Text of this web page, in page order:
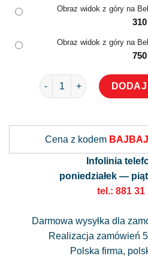
Obraz widok z góry na
310
Obraz widok z góry na
750
ilość Obraz widok z góry
Cena z kodem BAJBAJ
Infolinia
poniedziałek —
tel.: 881 31
Darmowa wysyłka dla
Realizacja zamówień
Polska firma,